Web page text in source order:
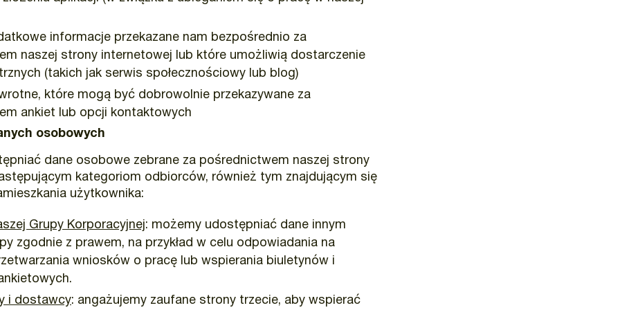
informacje przekazane nam bezpośrednio za
naszej strony internetowej lub które umożliwią dostarczenie
(takich jak serwis społecznościowy lub blog)
które mogą być dobrowolnie przekazywane za
ankiet lub opcji kontaktowych
osobowych
dane osobowe zebrane za pośrednictwem naszej strony
kategoriom odbiorców, również tym znajdującym się
użytkownika:
Grupy Korporacyjnej: możemy udostępniać dane innym
zgodnie z prawem, na przykład w celu odpowiadania na
wniosków o pracę lub wspierania biuletynów i
i dostawcy: angażujemy zaufane strony trzecie, aby wspierać